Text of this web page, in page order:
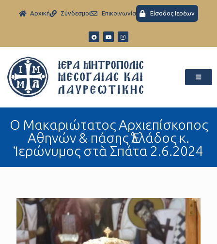
Aρχική Σύνδεσμοι Eπικοινωνία Είσοδος Ιερέων
Ο Μακαριώτατος Αρχιεπίσκοπος
Αθηνών & πάσης Ἑλλάδος κ.
Ἱερώνυμος στὰ Σπάτα 2.6.2024